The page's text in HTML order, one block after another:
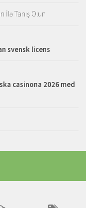
İlə Tanış Olun
svensk licens
casinona 2026 med